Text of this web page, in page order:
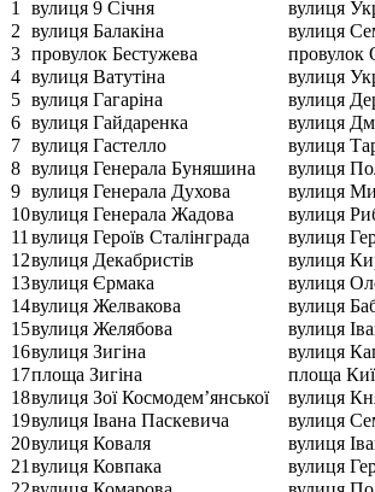
1
вулиця 9 Січня
вулиця
2 вулиця Балакіна
вулиця
3 провулок Бестужева
провулок
4 вулиця Ватутіна
вулиця
5 вулиця Гагаріна
вулиця
6 вулиця Гайдаренка
вулиця
7 вулиця Гастелло
вулиця
8 вулиця Генерала Буняшина
вулиця
9 вулиця Генерала Духова
вулиця
10вулиця Генерала Жадова
вулиця
11 вулиця Героїв Сталінграда
вулиця
12вулиця Декабристів
вулиця
13вулиця Єрмака
вулиця
14вулиця Желвакова
вулиця
15вулиця Желябова
вулиця
16вулиця Зигіна
вулиця
17площа Зигіна
площа
18вулиця Зої Космодем’янської
вулиця
19вулиця Івана Паскевича
вулиця
20вулиця Коваля
вулиця
21 вулиця Ковпака
вулиця